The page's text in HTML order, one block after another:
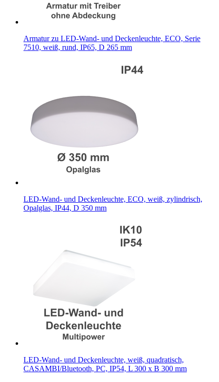
Armatur zu LED-Wand- und Deckenleuchte, ECO, Serie
7510, weiß, rund, IP65, D 265 mm
LED-Wand- und Deckenleuchte, ECO, weiß, zylindrisch,
Opalglas, IP44, D 350 mm
LED-Wand- und Deckenleuchte, weiß, quadratisch,
CASAMBI/Bluetooth, PC, IP54, L 300 x B 300 mm